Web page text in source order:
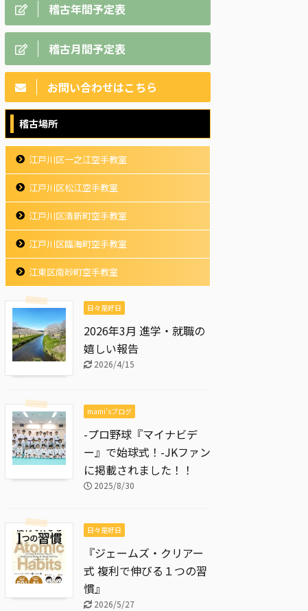
稽古年間予定表
稽古月間予定表
お問い合わせはこちら
稽古場所
江戸川区一之江空手教室
江戸川区松江空手教室
江戸川区清新町空手教室
江戸川区臨海町空手教室
江東区南砂町空手教室
日々是好日
2026年3月 進学・就職の
嬉しい報告
2026/4/15
mami'sブログ
-プロ野球『マイナビデ
ー』で始球式！-JKファン
に掲載されました！！
2025/8/30
日々是好日
『ジェームズ・クリアー
式 複利で伸びる１つの習
慣』
2026/5/27